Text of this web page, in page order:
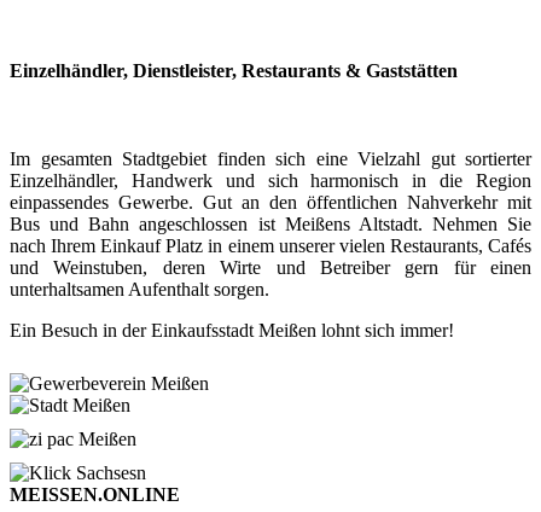
Einzelhändler, Dienstleister, Restaurants & Gaststätten
Im gesamten Stadtgebiet finden sich eine Vielzahl gut sortierter
Einzelhändler, Handwerk und sich harmonisch in die Region
einpassendes Gewerbe. Gut an den öffentlichen Nahverkehr mit
Bus und Bahn angeschlossen ist Meißens Altstadt. Nehmen Sie
nach Ihrem Einkauf Platz in einem unserer vielen Restaurants, Cafés
und Weinstuben, deren Wirte und Betreiber gern für einen
unterhaltsamen Aufenthalt sorgen.
Ein Besuch in der Einkaufsstadt Meißen lohnt sich immer!
MEISSEN.ONLINE